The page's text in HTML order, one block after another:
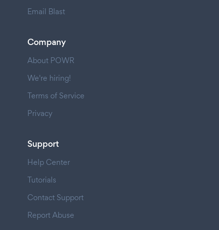
Email Blast
Company
About POWR
We're hiring!
Terms of Service
Privacy
Support
Help Center
Tutorials
Contact Support
Report Abuse